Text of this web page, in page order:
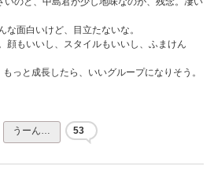
な面白いけど、目立たないな。
顔もいいし、スタイルもいいし、ふまけん
っと成長したら、いいグループになりそう。
うーん… 53